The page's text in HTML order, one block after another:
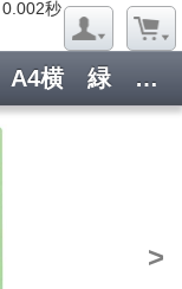
秒
フラットファイルV樹脂とじ具 A4横 緑 10冊 フ-V15G×10
>